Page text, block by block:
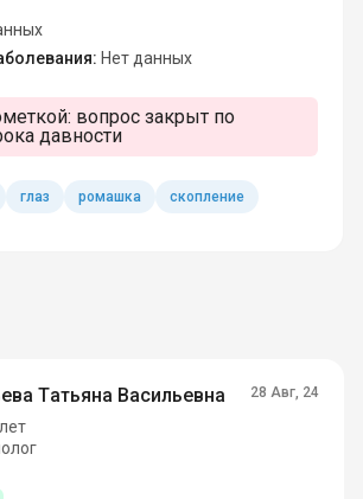
Нет данных
вопрос закрыт по
давности
глаз ромашка скопление
Татьяна Васильевна 28 Авг, 24